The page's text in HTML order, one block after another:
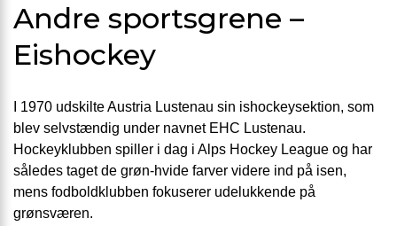
Andre sportsgrene –
Eishockey
I 1970 udskilte Austria Lustenau sin ishockeysektion, som
blev selvstændig under navnet EHC Lustenau.
Hockeyklubben spiller i dag i Alps Hockey League og har
således taget de grøn-hvide farver videre ind på isen,
mens fodboldklubben fokuserer udelukkende på
grønsværen.